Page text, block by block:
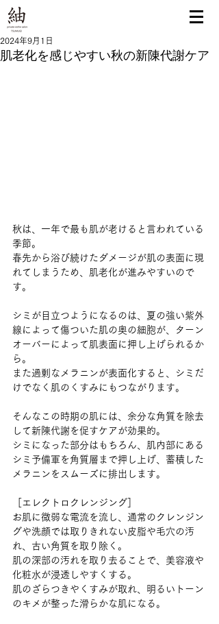
肌老化を感じやすい秋の新陳代謝ケア
2024年9月1日
秋は、一年で最も肌が老けると言われている
季節。
春先から浴び続けたダメージが肌の表面に現
れてしまうため、肌老化が進みやすいので
す。
シミが目立つようになるのは、夏の強い紫外
線によって傷ついた肌の奥の細胞が、ターン
オーバーによって肌表面に押し上げられるか
ら。
また過剰なメラニンが表面化すると、シミだ
けでなく肌のくすみにもつながります。
そんなこの時期の肌には、余分な角質を除去
して新陳代謝を促すケアが効果的。
シミになった部分はもちろん、肌内部にある
シミ予備軍を角質層まで押し上げ、蓄積した
メラニンをスムーズに排出します。
［エレクトロクレンジング］
お肌に微弱な電流を流し、通常のクレンジン
グや洗顔では取りきれない皮脂や毛穴の汚
れ、古い角質を取り除く。
肌の深部の汚れを取り去ることで、美容液や
化粧水が浸透しやすくする。
肌のざらつきやくすみが取れ、明るいトーン
のキメが整った滑らかな肌になる。